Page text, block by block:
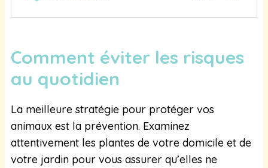
Comment éviter les risques
au quotidien
La meilleure stratégie pour protéger vos
animaux est la prévention. Examinez
attentivement les plantes de votre domicile et de
votre jardin pour vous assurer qu’elles ne